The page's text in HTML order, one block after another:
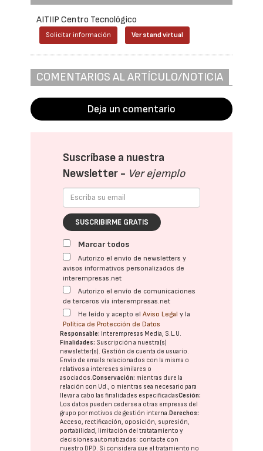
AITIIP Centro Tecnológico
Solicitar información Ver stand virtual
COMENTARIOS AL ARTÍCULO/NOTICIA
Deja un comentario
Suscríbase a nuestra
Newsletter - Ver ejemplo
SUSCRIBIRME GRATIS
Marcar todos
Autorizo el envío de newsletters y
avisos informativos personalizados de
interempresas.net
Autorizo el envío de comunicaciones
de terceros vía interempresas.net
He leído y acepto elAviso Legal y la
Política de Protección de Datos
Responsable: Interempresas Media, S.L.U.
Finalidades: Suscripción a nuestra(s)
newsletter(s). Gestión de cuenta de usuario.
Envío de emails relacionados con la misma o
relativos a intereses similares o
asociados.Conservación: mientras dure la
relación con Ud., o mientras sea necesario para
llevar a cabo las finalidades especificadasCesión:
Los datos pueden cederse a otras empresas del
grupo por motivos de gestión interna.Derechos:
Acceso, rectificación, oposición, supresión,
portabilidad, limitación del tratatamiento y
decisiones automatizadas: contacte con
nuestro DPD. Si considera que el tratamiento no